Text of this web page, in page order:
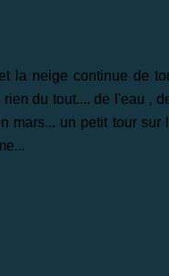
la neige continue de
du tout.... de l'eau ,
mars... un petit tour